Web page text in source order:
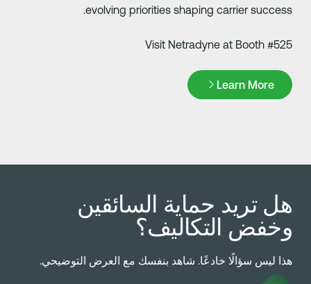
evolving priorities shaping carrier
Visit Netradyne at Booth
Learn More
Learn
تريد حماية السائقين
التكاليف؟
ليس سؤالًا خادعًا. شاهد بنفسك مع العرض التوضيحي.